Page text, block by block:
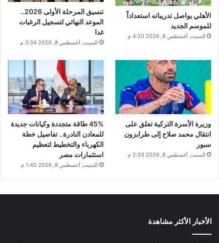
الأهلي يواصل تدريباته استعداداً
للموسم الجديد
السبت, أغسطس 8, 2026 4:20 م
تنسيق المرحلة الأولى 2026..
الموعد النهائي لتسجيل الرغبات
غدا
السبت, أغسطس 8, 2026 3:34 م
وزيرة الأسرة التركية تعلق على
انتقال محمد صلاح إلى طرابزون
سبور
السبت, أغسطس 8, 2026 2:33 م
45% طاقة متجددة وكيانات جديدة
للمعادن النادرة.. تفاصيل خطة
الكهرباء والتخطيط لتعظيم
استثمارات مصر
السبت, أغسطس 8, 2026 1:40 م
الأخبار الأكثر مشاهدة